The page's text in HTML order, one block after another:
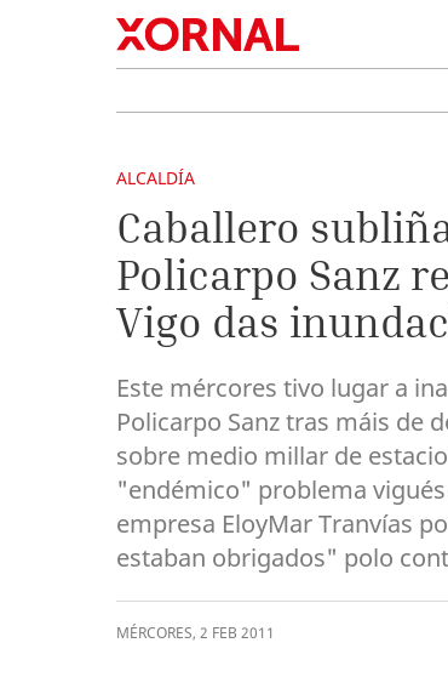
ALCALDÍA
Caballero
Policarpo Sanz
Vigo das
Este mércores tivo lugar a
Policarpo Sanz tras máis de
sobre medio millar de
"endémico" problema
empresa EloyMar Tranvías
estaban obrigados" polo
MÉRCORES, 2 FEB 2011